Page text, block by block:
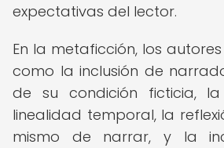
expectativas del lector.
En la metaficción, los
como la inclusión de
de su condición ficticia,
linealidad temporal, la
mismo de narrar, y la